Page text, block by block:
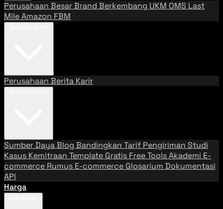
Perusahaan BesarBrand Berkembang UKM OMS Last
MileAmazon FBM
Perusahaan Berita Karir
Sumber DayaBlog Bandingkan Tarif Pengiriman Studi
Kasus Kemitraan Template Gratis Free ToolsAkademi E-
commerce Rumus E-commerce Glosarium Dokumentasi
API
Harga